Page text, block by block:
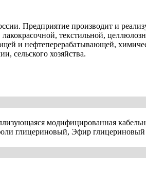
Предприятие производит и
текстильной,
и нефтеперерабатывающей,
сельского хозяйства.
модифицированная
глицериновый, Эфир глицериновый